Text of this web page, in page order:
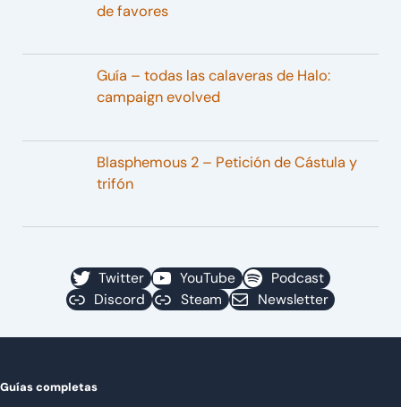
de favores
Guía – todas las calaveras de Halo:
campaign evolved
Blasphemous 2 – Petición de Cástula y
trifón
Twitter YouTube
Podcast
Discord
Steam Newsletter
Guías completas